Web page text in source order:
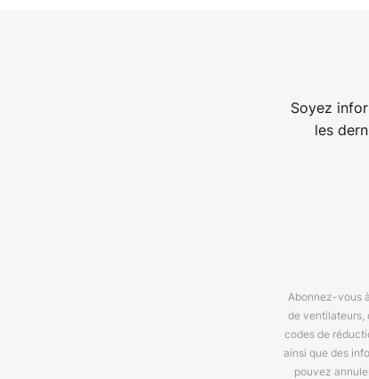
Soyez
les
Abonnez-vous
de ventilateurs,
codes de
ainsi que des
pouvez